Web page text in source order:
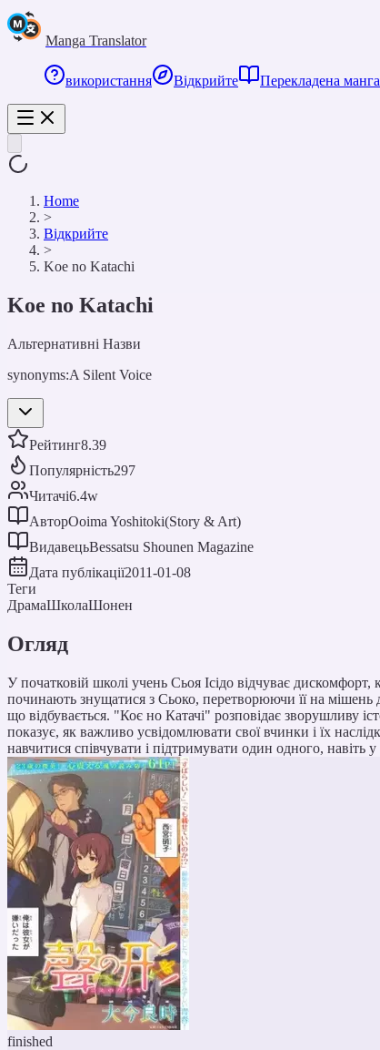
Manga Translator
використання Відкрийте Перекладена манга
Home
>
Відкрийте
>
Koe no Katachi
Koe no Katachi
Альтернативні Назви
synonyms:A Silent Voice
Рейтинг8.39
Популярність297
Читачі6.4w
АвторOoima Yoshitoki(Story & Art)
ВидавецьBessatsu Shounen Magazine
Дата публікації2011-01-08
Теги
ДрамаШколаШонен
Огляд
У початковій школі учень Сьоя Ісідо відчуває
починають знущатися з Сьоко, перетворюючи її на мішень
що відбувається. "Коє но Катачі" розповідає зворушливу
показує, як важливо усвідомлювати свої вчинки і їх
навчитися співчувати і підтримувати один одного, навіть
finished